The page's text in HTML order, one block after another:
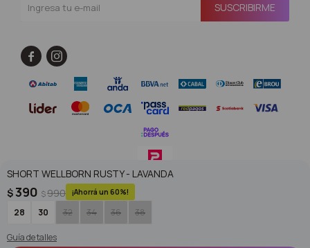
SHORT WELLBORN RUSTY - LAVANDA
$390 $990 60
28 30 32 34 36 38
Guía de talles
SUSCRIBIRME
 
© Copyright 2026 / Superoutlet / FORTER S.A Rut 213720560017